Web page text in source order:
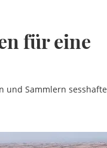
für eine
und Sammlern sesshafte